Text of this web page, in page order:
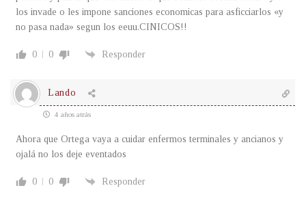
los invade o les impone sanciones economicas para asficciarlos «y
no pasa nada» segun los eeuu.CINICOS!!
0 0 Responder
Lando
4 años atrás
Ahora que Ortega vaya a cuidar enfermos terminales y ancianos y
ojalá no los deje eventados
0 0 Responder